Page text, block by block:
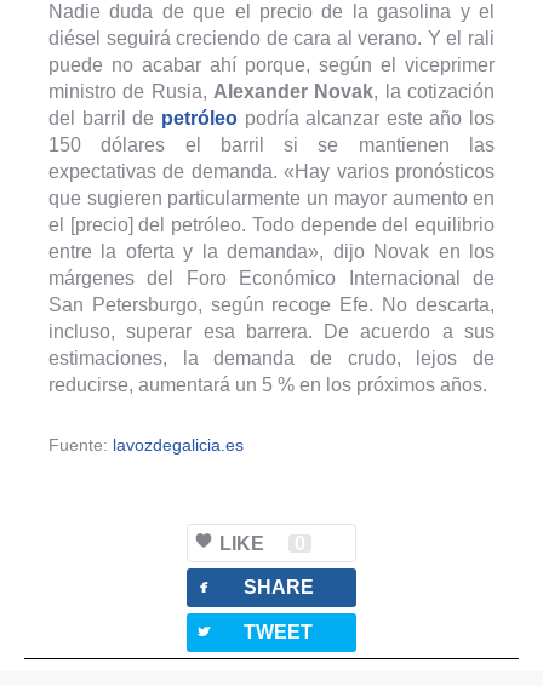
Nadie duda de que el precio de la gasolina y el
diésel seguirá creciendo de cara al verano. Y el rali
puede no acabar ahí porque, según el viceprimer
ministro de Rusia, Alexander Novak, la cotización
del barril de petróleopodría alcanzar este año los
150 dólares el barril si se mantienen las
expectativas de demanda. «Hay varios pronósticos
que sugieren particularmente un mayor aumento en
el [precio] del petróleo. Todo depende del equilibrio
entre la oferta y la demanda», dijo Novak en los
márgenes del Foro Económico Internacional de
San Petersburgo, según recoge Efe. No descarta,
incluso, superar esa barrera. De acuerdo a sus
estimaciones, la demanda de crudo, lejos de
reducirse, aumentará un 5 % en los próximos años.
Fuente: lavozdegalicia.es
LIKE 0
facebook SHARE
twitterbird TWEET